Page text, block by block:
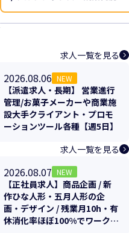
求人一覧を見る
2026.08.06 NEW
【派遣求人・長期】 営業進行
管理/お菓子メーカーや商業施
設大手クライアント・プロモ
ーションツール各種【週5日】
求人一覧を見る
2026.08.07 NEW
【正社員求人】商品企画 / 新
作ひな人形・五月人形の企
画・デザイン / 残業月10h・有
休消化率ほぼ100%でワークラ